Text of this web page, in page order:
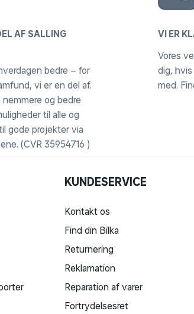
AF SALLING
bedre – for
vi er en del af.
og bedre
til alle og
gode projekter via
(CVR 35954716 )
VI ER
Vores
dig,
med.
KUNDESERVICE
Kontakt os
Find din Bilka
Returnering
Reklamation
Reparation af varer
Fortrydelsesret